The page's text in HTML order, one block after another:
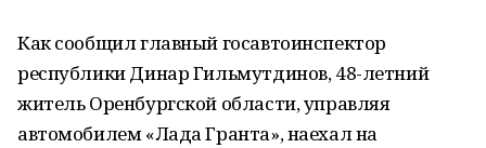
Как сообщил главный госавтоинспектор
республики Динар Гильмутдинов, 48-летний
житель Оренбургской области, управляя
автомобилем «Лада Гранта», наехал на